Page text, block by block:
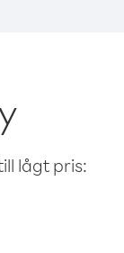
lågt pris: